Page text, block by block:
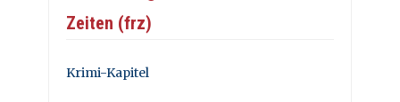
Zeiten (frz)
Krimi-Kapitel